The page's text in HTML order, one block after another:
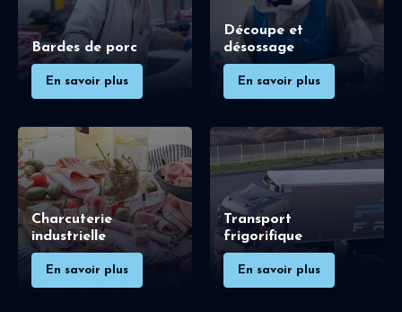
Bardes de porc
En savoir plus
Découpe et
désossage
En savoir plus
Charcuterie
industrielle
En savoir plus
Transport
frigorifique
En savoir plus